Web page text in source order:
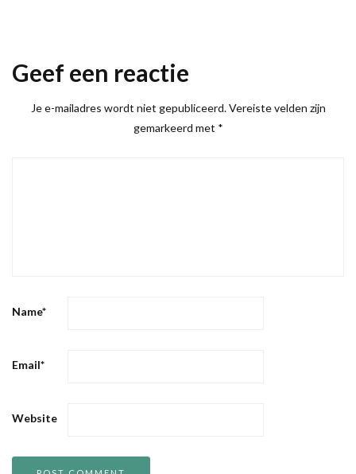
Geef een reactie
Je e-mailadres wordt niet gepubliceerd. Vereiste velden zijn
gemarkeerd met *
Name*
Email*
Website